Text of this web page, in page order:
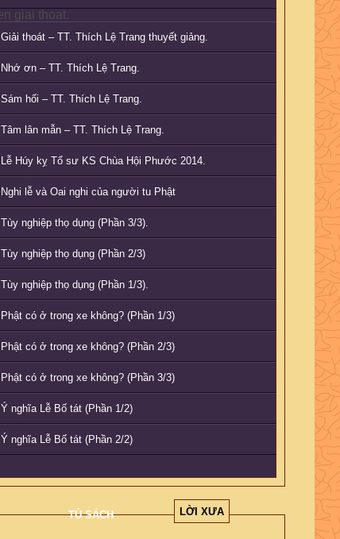
Giải thoát – TT. Thích Lệ Trang thuyết giảng.
Nhớ ơn – TT. Thích Lệ Trang.
Sám hối – TT. Thích Lệ Trang.
Tâm lân mẫn – TT. Thích Lệ Trang.
Lễ Húy kỵ Tổ sư KS Chùa Hội Phước 2014.
Nghi lễ và Oai nghi của người tu Phật
Tùy nghiệp thọ dụng (Phần 3/3).
Tùy nghiệp thọ dụng (Phần 2/3)
Tùy nghiệp thọ dụng (Phần 1/3).
Phật có ở trong xe không? (Phần 1/3)
Phật có ở trong xe không? (Phần 2/3)
Phật có ở trong xe không? (Phần 3/3)
Ý nghĩa Lễ Bố tát (Phần 1/2)
Ý nghĩa Lễ Bố tát (Phần 2/2)
TỦ SÁCH LỜI XƯA